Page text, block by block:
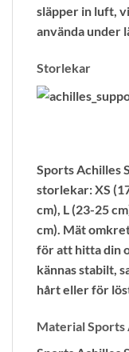
släpper in luft,
använda under
Storlekar
Sports Achilles
storlekar: XS
cm), L (23-25
cm). Mät
för att hitta din
kännas stabilt,
hårt eller för
MaterialSports